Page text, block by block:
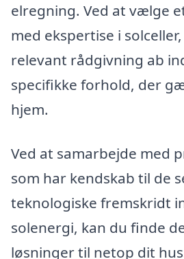
elregning. Ved at vælge
med ekspertise i
relevant rådgivning ab
specifikke forhold, der
hjem.
Ved at samarbejde med
som har kendskab til de
teknologiske fremskridt
solenergi, kan du finde
løsninger til netop dit